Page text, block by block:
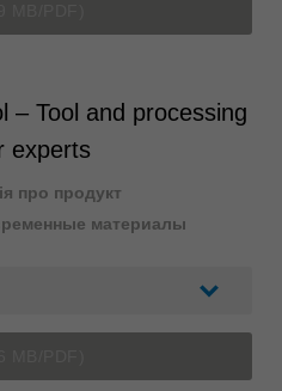
– Tool and processing
experts
про продукт
материалы